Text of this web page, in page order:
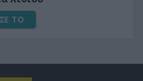
ΑΓΟΡΑΣΕ ΤΟ